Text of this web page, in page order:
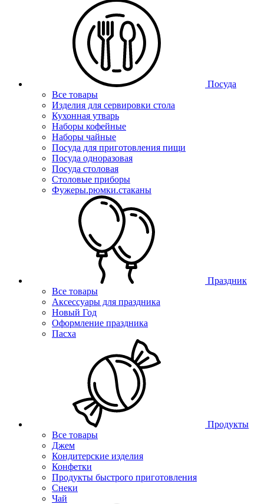
Посуда
Все товары
Изделия для сервировки стола
Кухонная утварь
Наборы кофейные
Наборы чайные
Посуда для приготовления пищи
Посуда одноразовая
Посуда столовая
Столовые приборы
Фужеры.рюмки.стаканы
Праздник
Все товары
Аксессуары для праздника
Новый Год
Оформление праздника
Пасха
Продукты
Все товары
Джем
Кондитерские изделия
Конфетки
Продукты быстрого приготовления
Снеки
Чай